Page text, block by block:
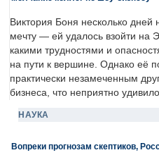
Виктория Боня несколько дней
мечту — ей удалось взойти на
какими трудностями и
на пути к вершине. Однако её
практически незамеченным
бизнеса, что неприятно
НАУКА
Вопреки прогнозам скептиков,